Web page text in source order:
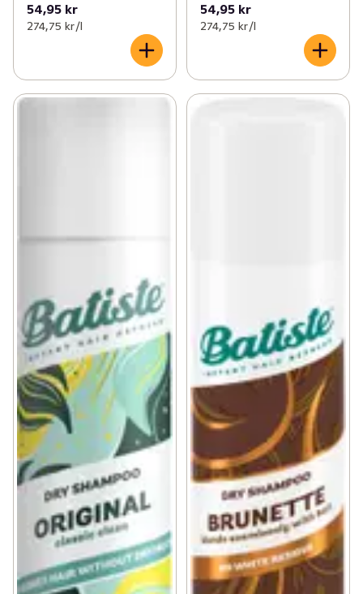
54,95 kr
274,75 kr /l
54,95 kr
274,75 kr /l